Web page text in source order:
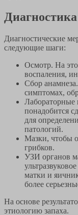
Диагностические
следующие шаги:
Осмотр. На
воспаления,
Сбор
симптомах,
Лабораторные
понадобится
для
патологий.
Мазки, чтобы
грибков.
УЗИ органов
матки и
более
На основе
этиологию запаха.